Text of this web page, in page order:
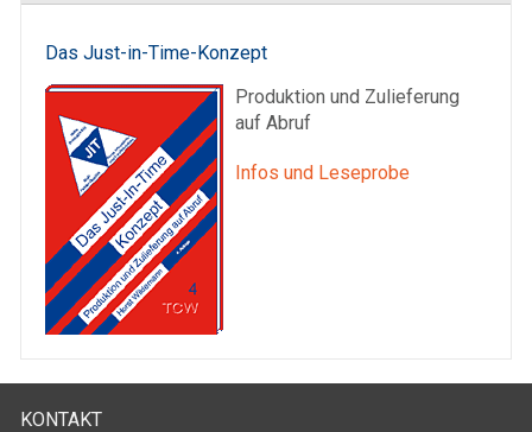
Das Just-in-Time-Konzept
Produktion und Zulieferung
auf Abruf
Infos und Leseprobe
KONTAKT